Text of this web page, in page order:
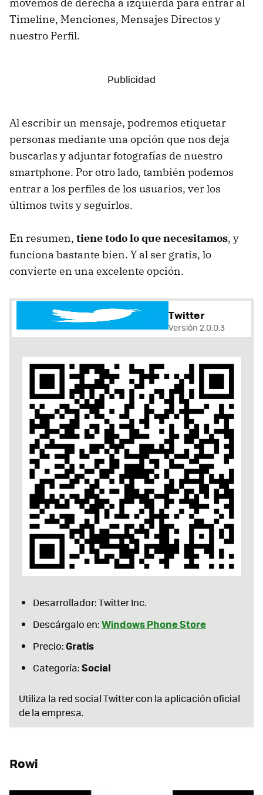
Timeline, Menciones, Mensajes Directos y
nuestro Perfil.
Al escribir un mensaje, podremos etiquetar
personas mediante una opción que nos deja
buscarlas y adjuntar fotografías de nuestro
smartphone. Por otro lado, también podemos
entrar a los perfiles de los usuarios, ver los
últimos twits y seguirlos.
En resumen, tiene todo lo que necesitamos, y
funciona bastante bien. Y al ser gratis, lo
convierte en una excelente opción.
Twitter
Versión 2.0.0.3
Desarrollador: Twitter Inc.
Descárgalo en:Windows Phone Store
Precio:Gratis
Categoría:Social
Utiliza la red social Twitter con la aplicación oficial
de la empresa.
Rowi